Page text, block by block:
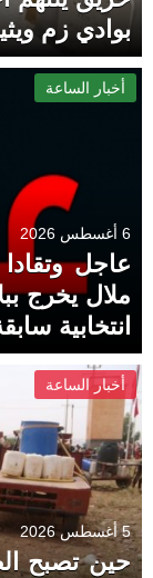
بوادي زم
أخبار الساعة
6 أغسطس 2026
عاجل
ملال يخرج
انتخابية
“ممارسات
أخبار الساعة
5 أغسطس 2026
حين تصبح